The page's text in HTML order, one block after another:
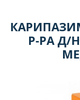
Р-РА Д/